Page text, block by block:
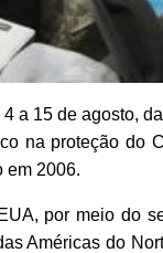
a 15 de agosto,
na proteção do
em 2006.
por meio do
Américas do